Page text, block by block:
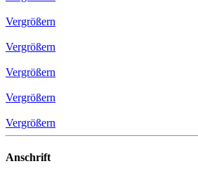
Vergrößern
Vergrößern
Vergrößern
Vergrößern
Vergrößern
Anschrift